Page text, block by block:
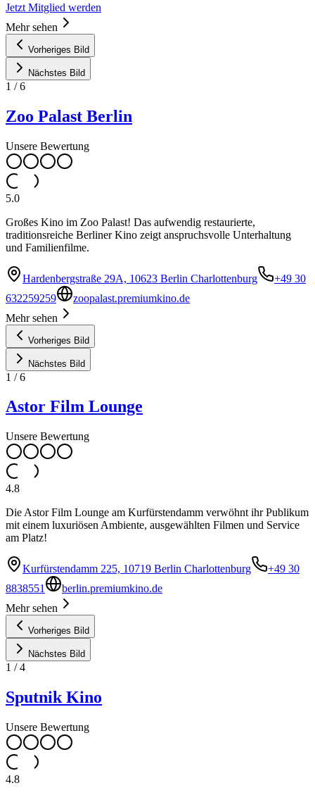
Jetzt Mitglied werden
Mehr sehen
Vorheriges Bild
Nächstes Bild
1 /6
Zoo Palast Berlin
Unsere Bewertung
5.0
Großes Kino im Zoo Palast! Das aufwendig restaurierte,
traditionsreiche Berliner Kino zeigt anspruchsvolle Unterhaltung
und Familienfilme.
Hardenbergstraße 29A, 10623 Berlin Charlottenburg
+49 30
632259259
zoopalast.premiumkino.de
Mehr sehen
Vorheriges Bild
Nächstes Bild
1 /6
Astor Film Lounge
Unsere Bewertung
4.8
Die Astor Film Lounge am Kurfürstendamm verwöhnt ihr Publikum
mit einem luxuriösen Ambiente, ausgewählten Filmen und Service
am Platz!
Kurfürstendamm 225, 10719 Berlin Charlottenburg
+49 30
8838551
berlin.premiumkino.de
Mehr sehen
Vorheriges Bild
Nächstes Bild
1 /4
Sputnik Kino
Unsere Bewertung
4.8